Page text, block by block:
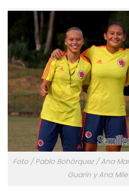
Foto / Pablo Bohórquez / Ana
Guarín y Ana Mile